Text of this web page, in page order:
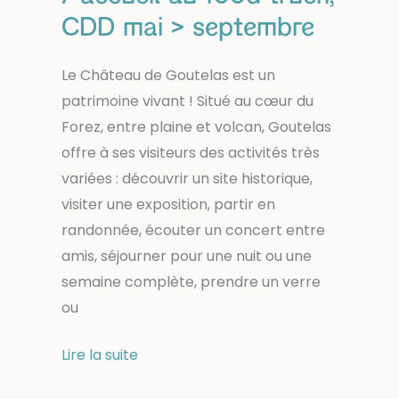
CDD mai > septembre
Le Château de Goutelas est un
patrimoine vivant ! Situé au cœur du
Forez, entre plaine et volcan, Goutelas
offre à ses visiteurs des activités très
variées : découvrir un site historique,
visiter une exposition, partir en
randonnée, écouter un concert entre
amis, séjourner pour une nuit ou une
semaine complète, prendre un verre
ou
Rejoingez-
Lire la suite